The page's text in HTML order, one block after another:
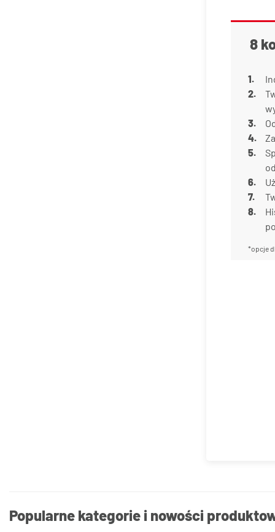
8
*opcje
Popularne kategorie i nowości